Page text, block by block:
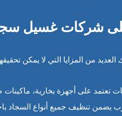
شركات غسيل
من المزايا التي لا يمكن
تعتمد على أجهزة بخارية،
يضمن تنظيف جميع أنواع السجاد